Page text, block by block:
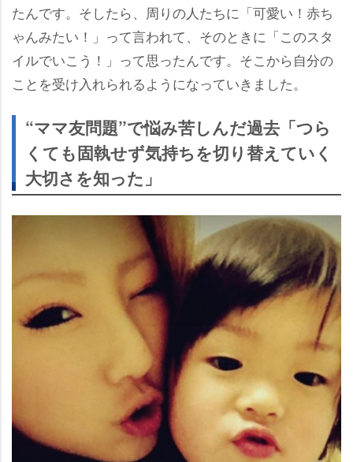
たんです。そしたら、周りの人たちに「可愛い！赤ち
ゃんみたい！」って言われて、そのときに「このスタ
イルでいこう！」って思ったんです。そこから自分の
ことを受け入れられるようになっていきました。
“ママ友問題”で悩み苦しんだ過去「つら
くても固執せず気持ちを切り替えていく
大切さを知った」